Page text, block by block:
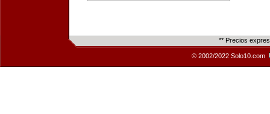
** Precios
© 2002/2022 Solo10.com